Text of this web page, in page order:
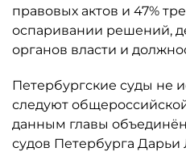
правовых актов и 47%
оспаривании решений,
органов власти и
Петербургские суды не
следуют
данным главы
судов Петербурга